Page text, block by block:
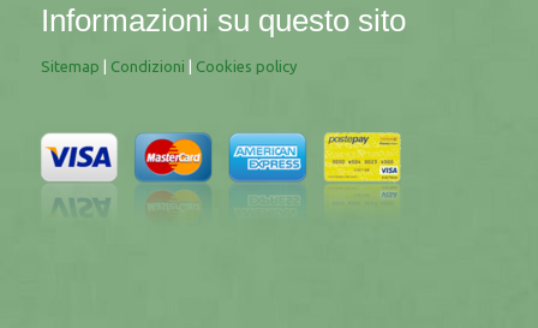
Informazioni su questo sito
Sitemap Condizioni Cookies policy